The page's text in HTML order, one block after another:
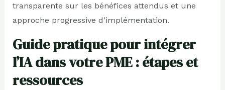
transparente sur les bénéfices attendus et une
approche progressive d’implémentation.
Guide pratique pour intégrer
l’IA dans votre PME : étapes et
ressources